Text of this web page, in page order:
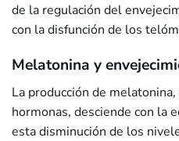
de la regulación del
con la disfunción de los
Melatonina y
La producción de
hormonas, desciende con la
esta disminución de los